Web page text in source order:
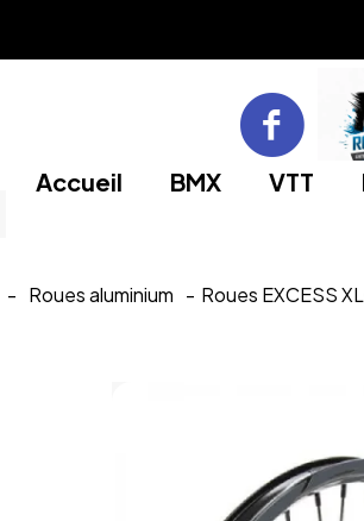
Accueil BMX VTT
- Roues aluminium - Roues EXCESS